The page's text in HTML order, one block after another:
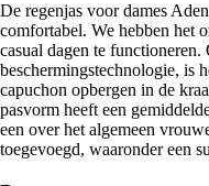
De regenjas voor dames
comfortabel. We hebben het
casual dagen te
beschermingstechnologie, is
capuchon opbergen in de
pasvorm heeft een
een over het algemeen
toegevoegd, waaronder een